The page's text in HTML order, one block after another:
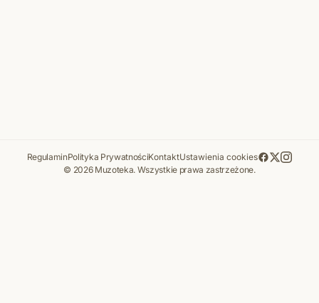
RegulaminPolityka PrywatnościKontaktUstawienia cookies
© 2026 Muzoteka. Wszystkie prawa zastrzeżone.